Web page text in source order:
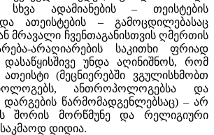
სხვა ადამიანების – თეისტების
და ათეისტების – გამოცდილებასაც
მრავალი ჩვენთაგანისთვის ღმერთის
არაღიარების საკითხი ფრიად
დასაწყისშივე უნდა აღინიშნოს, რომ
(მეცნიერებში ვგულისხმობთ
ანთროპოლოგებსა და
დარგების წარმომადგენლებსაც) – არ
შორის მორწმუნე და რელიგიური
დიდია.